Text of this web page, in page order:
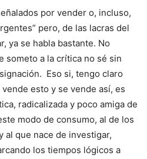
por vender o, incluso,
pero, de las lacras del
ya se habla bastante. No
someto a la crítica no sé sin
Eso si, tengo claro
esto y se vende así, es
radicalizada y poco amiga de
modo de consumo, al de los
al que nace de investigar,
los tiempos lógicos a